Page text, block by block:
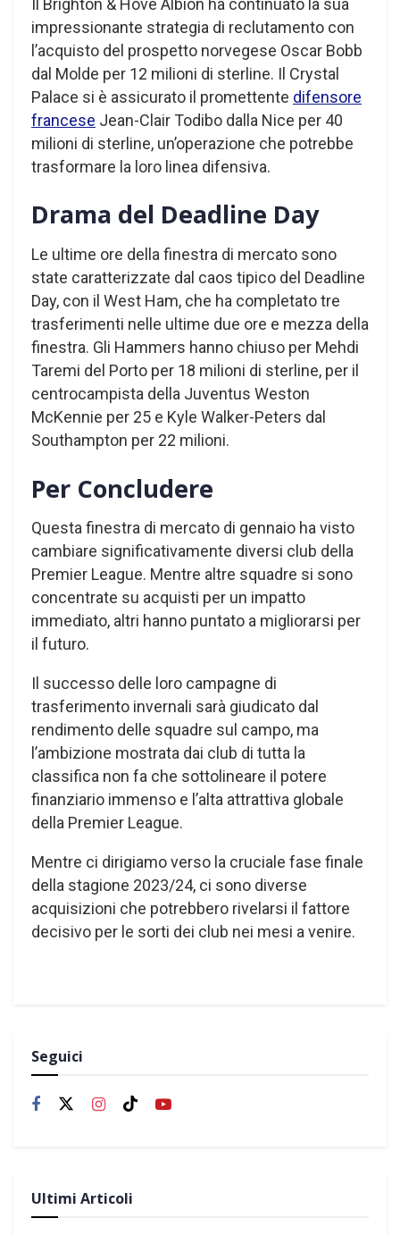
impressionante strategia di reclutamento con
l’acquisto del prospetto norvegese Oscar Bobb
dal Molde per 12 milioni di sterline. Il Crystal
Palace si è assicurato il promettente difensore
francese Jean-Clair Todibo dalla Nice per 40
milioni di sterline, un’operazione che potrebbe
trasformare la loro linea difensiva.
Drama del Deadline Day
Le ultime ore della finestra di mercato sono
state caratterizzate dal caos tipico del Deadline
Day, con il West Ham, che ha completato tre
trasferimenti nelle ultime due ore e mezza della
finestra. Gli Hammers hanno chiuso per Mehdi
Taremi del Porto per 18 milioni di sterline, per il
centrocampista della Juventus Weston
McKennie per 25 e Kyle Walker-Peters dal
Southampton per 22 milioni.
Per Concludere
Questa finestra di mercato di gennaio ha visto
cambiare significativamente diversi club della
Premier League. Mentre altre squadre si sono
concentrate su acquisti per un impatto
immediato, altri hanno puntato a migliorarsi per
il futuro.
Il successo delle loro campagne di
trasferimento invernali sarà giudicato dal
rendimento delle squadre sul campo, ma
l’ambizione mostrata dai club di tutta la
classifica non fa che sottolineare il potere
finanziario immenso e l’alta attrattiva globale
della Premier League.
Mentre ci dirigiamo verso la cruciale fase finale
della stagione 2023/24, ci sono diverse
acquisizioni che potrebbero rivelarsi il fattore
decisivo per le sorti dei club nei mesi a venire.
Seguici
Ultimi Articoli